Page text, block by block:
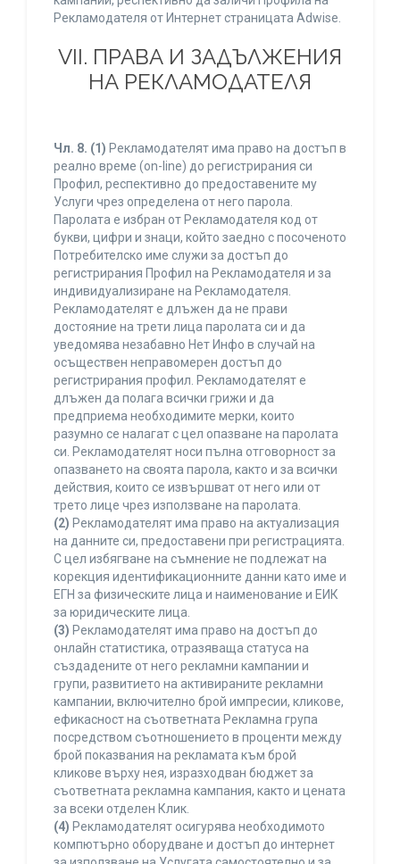
Рекламодателя от Интернет страницата Adwise.
VII. ПРАВА И ЗАДЪЛЖЕНИЯ
НА РЕКЛАМОДАТЕЛЯ
Чл. 8. (1) Рекламодателят има право на достъп в
реално време (on-line) до регистрирания си
Профил, респективно до предоставените му
Услуги чрез определена от него парола.
Паролата е избран от Рекламодателя код от
букви, цифри и знаци, който заедно с посоченото
Потребителско име служи за достъп до
регистрирания Профил на Рекламодателя и за
индивидуализиране на Рекламодателя.
Рекламодателят е длъжен да не прави
достояние на трети лица паролата си и да
уведомява незабавно Нет Инфо в случай на
осъществен неправомерен достъп до
регистрирания профил. Рекламодателят е
длъжен да полага всички грижи и да
предприема необходимите мерки, които
разумно се налагат с цел опазване на паролата
си. Рекламодателят носи пълна отговорност за
опазването на своята парола, както и за всички
действия, които се извършват от него или от
трето лице чрез използване на паролата.
(2) Рекламодателят има право на актуализация
на данните си, предоставени при регистрацията.
С цел избягване на съмнение не подлежат на
корекция идентификационните данни като име и
ЕГН за физическите лица и наименование и ЕИК
за юридическите лица.
(3) Рекламодателят има право на достъп до
онлайн статистика, отразяваща статуса на
създадените от него рекламни кампании и
групи, развитието на активираните рекламни
кампании, включително брой импресии, кликове,
ефикасност на съответната Рекламна група
посредством съотношението в проценти между
брой показвания на рекламата към брой
кликове върху нея, изразходван бюджет за
съответната рекламна кампания, както и цената
за всеки отделен Клик.
(4) Рекламодателят осигурява необходимото
компютърно оборудване и достъп до интернет